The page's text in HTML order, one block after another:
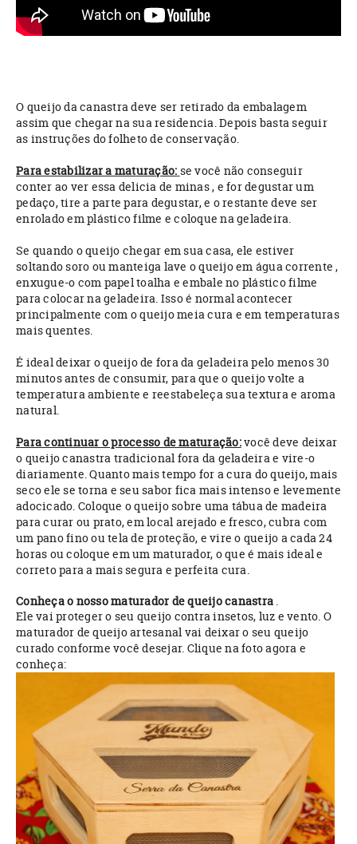
O queijo da canastra deve ser retirado da embalagem
assim que chegar na sua residencia. Depois basta seguir
as instruções do folheto de conservação.
Para estabilizar a maturação: se você não conseguir
conter ao ver essa delicia de minas , e for degustar um
pedaço, tire a parte para degustar, e o restante deve ser
enrolado em plástico filme e coloque na geladeira.
Se quando o queijo chegar em sua casa, ele estiver
soltando soro ou manteiga lave o queijo em água corrente ,
enxugue-o com papel toalha e embale no plástico filme
para colocar na geladeira. Isso é normal acontecer
principalmente com o queijo meia cura e em temperaturas
mais quentes.
É ideal deixar o queijo de fora da geladeira pelo menos 30
minutos antes de consumir, para que o queijo volte a
temperatura ambiente e reestabeleça sua textura e aroma
natural.
Para continuar o processo de maturação:você deve deixar
o queijo canastra tradicional fora da geladeira e vire-o
diariamente. Quanto mais tempo for a cura do queijo, mais
seco ele se torna e seu sabor fica mais intenso e levemente
adocicado. Coloque o queijo sobre uma tábua de madeira
para curar ou prato, em local arejado e fresco, cubra com
um pano fino ou tela de proteção, e vire o queijo a cada 24
horas ou coloque em um maturador, o que é mais ideal e
correto para a mais segura e perfeita cura.
Conheça o nosso maturador de queijo canastra .
Ele vai proteger o seu queijo contra insetos, luz e vento. O
maturador de queijo artesanal vai deixar o seu queijo
curado conforme você desejar. Clique na foto agora e
conheça: